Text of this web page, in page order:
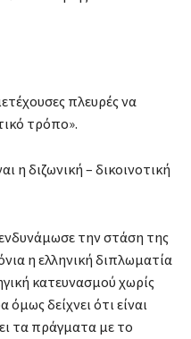
πλευρές να
τρόπο».
η διζωνική – δικοινοτική
την στάση της
η ελληνική διπλωματία
κατευνασμού χωρίς
δείχνει ότι είναι
τα πράγματα με το